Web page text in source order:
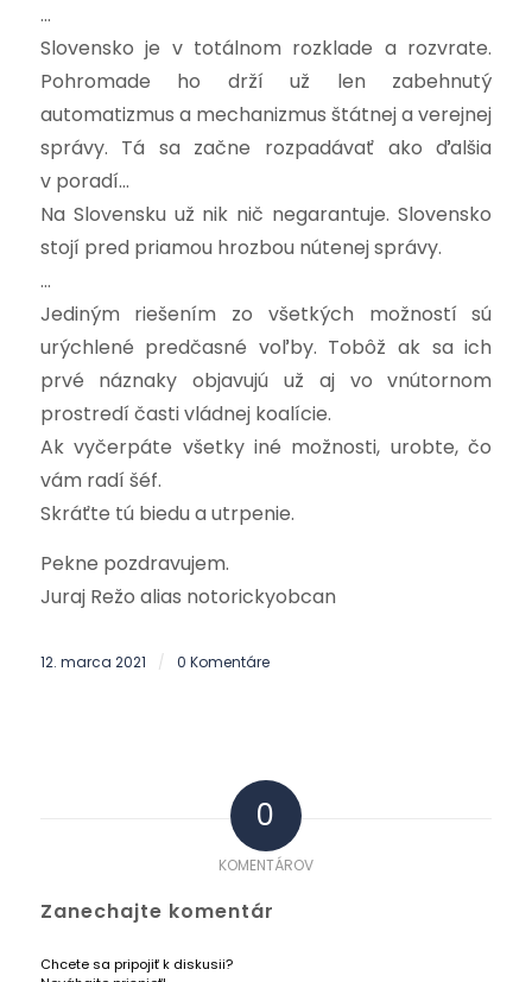
…
Slovensko je v totálnom rozklade a rozvrate.
Pohromade ho drží už len zabehnutý
automatizmus a mechanizmus štátnej a verejnej
správy. Tá sa začne rozpadávať ako ďalšia
v poradí…
Na Slovensku už nik nič negarantuje. Slovensko
stojí pred priamou hrozbou nútenej správy.
…
Jediným riešením zo všetkých možností sú
urýchlené predčasné voľby. Tobôž ak sa ich
prvé náznaky objavujú už aj vo vnútornom
prostredí časti vládnej koalície.
Ak vyčerpáte všetky iné možnosti, urobte, čo
vám radí šéf.
Skráťte tú biedu a utrpenie.
Pekne pozdravujem.
Juraj Režo alias notorickyobcan
12. marca 2021 / 0 Komentáre
0
KOMENTÁROV
Zanechajte komentár
Chcete sa pripojiť k diskusii?